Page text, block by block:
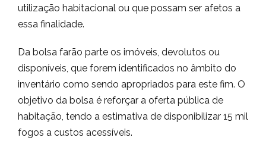
utilização habitacional ou que possam ser afetos a
essa finalidade.
Da bolsa farão parte os imóveis, devolutos ou
disponíveis, que forem identificados no âmbito do
inventário como sendo apropriados para este fim. O
objetivo da bolsa é reforçar a oferta pública de
habitação, tendo a estimativa de disponibilizar 15 mil
fogos a custos acessíveis.